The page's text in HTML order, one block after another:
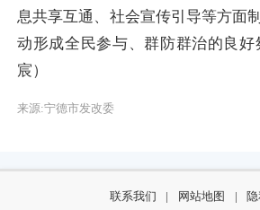
息共享互通、社会宣传引导等方面
动形成全民参与、群防群治的良
宸）
来源:宁德市发改委
联系我们 | 网站地图 |